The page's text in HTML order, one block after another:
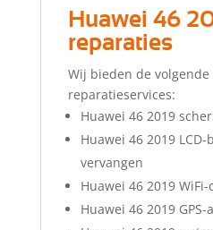
Huawei 46
reparaties
Wij bieden de volgende
reparatieservices:
Huawei 46 2019
Huawei 46 2019
vervangen
Huawei 46 2019
Huawei 46 2019